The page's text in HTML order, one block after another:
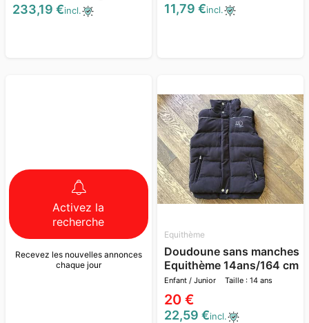
233,19 €incl. 11,79 €incl.
Activez la
recherche
Recevez les nouvelles annonces
chaque jour
Equithème
Doudoune sans manches
Equithème 14ans/164 cm
Enfant / Junior Taille : 14 ans
20 €
22,59 €incl.